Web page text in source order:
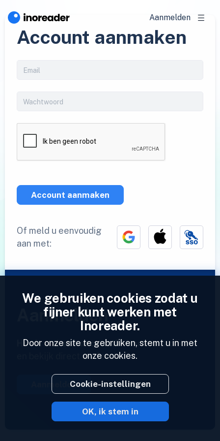
Aanmelden
Account aanmaken
Account aanmaken
Of meld u eenvoudig
aan met:
Aanmelden
Heeft u al een account?Voer een profiel in
en bekijk direct uw feeds.
Aanmelden
2023 © Inoreader
We gebruiken cookies zodat u
fijner kunt werken met
Inoreader.
Door onze site te gebruiken, stemt u in met
onze cookies.
Cookie-instellingen
OK, ik stem in